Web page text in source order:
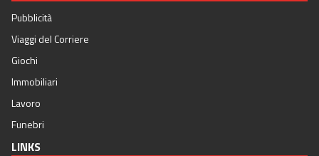
Pubblicità
Viaggi del Corriere
Giochi
Immobiliari
Lavoro
Funebri
LINKS